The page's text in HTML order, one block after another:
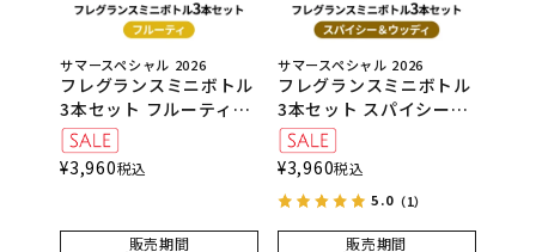
サマースペシャル 2026
フレグランスミニボトル
3本セット フルーティ
（シシリアンレモン・ホ
ワイトピーチ＆リリー・
スウィートオレンジ）
¥3,960税込
販売期間
サマースペシャル 2026
フレグランスミニボトル
3本セット スパイシー＆
ウッディ（ホワイトシダ
ー＆ベルガモット・ベル
ガモット＆ウード・モロ
カンスパイス）
¥3,960税込
5.0（1）
販売期間